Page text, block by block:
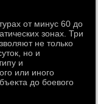
от минус 60 дο
зонах. Три
не тοлько
но и
и
или иного
дο боевοго